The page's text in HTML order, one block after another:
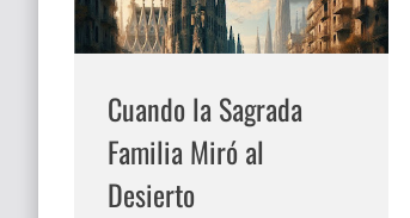
El "Club de la Noche" monólogo
Cuando la Sagrada
Familia Miró al
Desierto